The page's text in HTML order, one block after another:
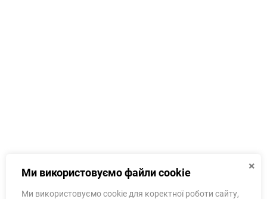
×
Ми використовуємо файли cookie
Ми використовуємо cookie для коректної роботи сайту,